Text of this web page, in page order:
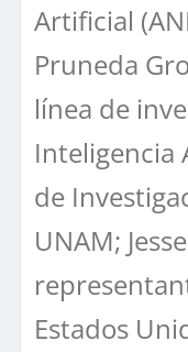
Artificial
Pruneda
línea de
Inteligencia
de
UNAM;
Estados